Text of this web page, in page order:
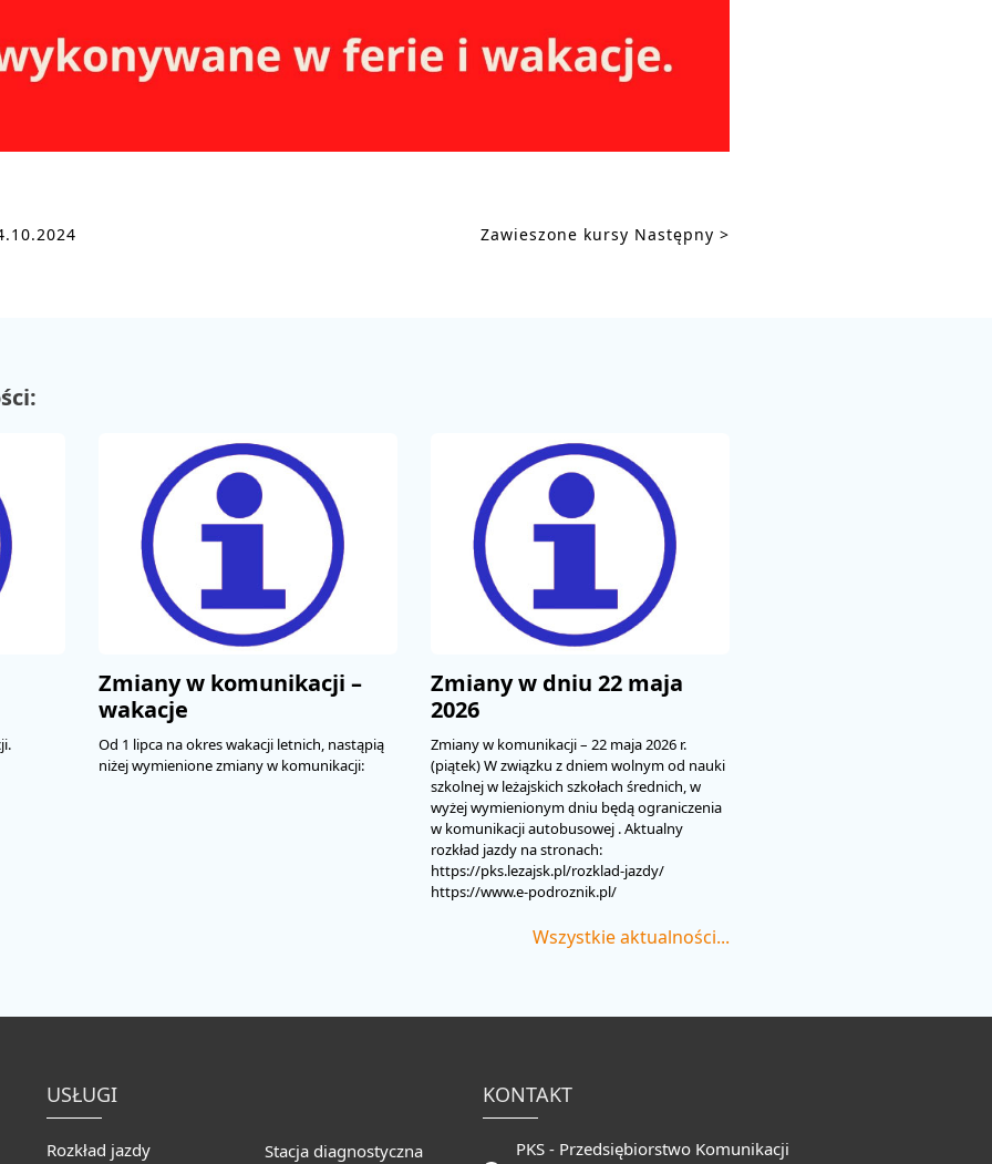
Zawieszone kursy Następny >
Zmiany w komunikacji –
wakacje
Od 1 lipca na okres wakacji letnich, nastąpią
niżej wymienione zmiany w komunikacji:
Zmiany w dniu 22 maja
2026
Zmiany w komunikacji – 22 maja 2026 r.
(piątek) W związku z dniem wolnym od nauki
szkolnej w leżajskich szkołach średnich, w
wyżej wymienionym dniu będą ograniczenia
w komunikacji autobusowej . Aktualny
rozkład jazdy na stronach:
https://pks.lezajsk.pl/rozklad-jazdy/
https://www.e-podroznik.pl/
Wszystkie aktualności...
USŁUGI
Rozkład jazdy Stacja diagnostyczna
KONTAKT
PKS - Przedsiębiorstwo Komunikacji